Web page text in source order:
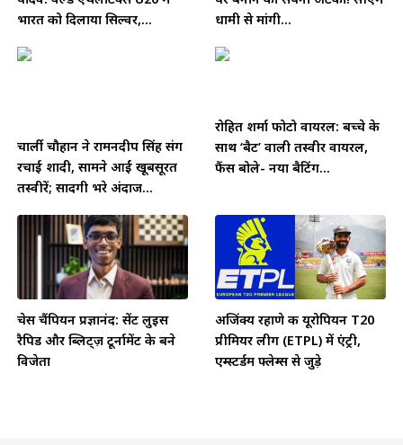
भारत को दिलाया सिल्वर,...
धामी से मांगी...
चार्ली चौहान ने रामनदीप सिंह संग
रचाई शादी, सामने आईं खूबसूरत
तस्वीरें; सादगी भरे अंदाज...
रोहित शर्मा फोटो वायरल: बच्चे के
साथ ‘बैट’ वाली तस्वीर वायरल,
फैंस बोले- नया बैटिंग...
चेस चैंपियन प्रज्ञानंद: सेंट लुइस
रैपिड और ब्लिट्ज़ टूर्नामेंट के बने
विजेता
अजिंक्य रहाणे की यूरोपियन T20
प्रीमियर लीग (ETPL) में एंट्री,
एम्स्टर्डम फ्लेम्स से जुड़े